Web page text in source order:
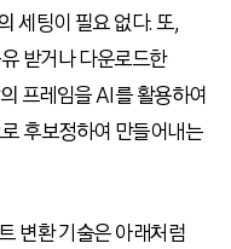
세팅이 필요 없다. 또,
받거나 다운로드한
프레임을 AI를 활용하여
후보정하여 만들어내는
변환 기술은 아래처럼